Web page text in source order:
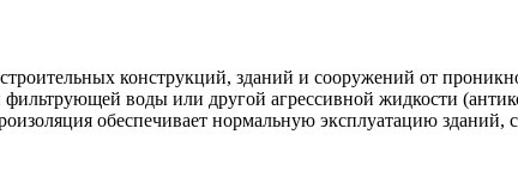
конструкций, зданий и сооружений от
воды или другой агрессивной жидкости
обеспечивает нормальную эксплуатацию